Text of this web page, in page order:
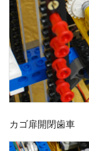
カゴ扉開閉歯車